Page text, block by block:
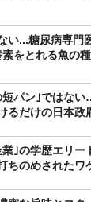
い...糖尿病専門
をとれる魚の
パン｣ではな
るだけの日本政
｣の学歴エリー
ちのめされたワ